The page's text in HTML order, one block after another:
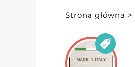
Strona główna >